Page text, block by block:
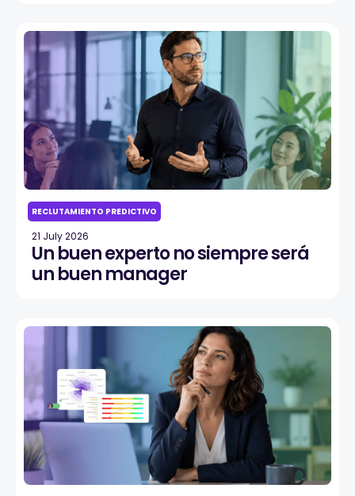
RECLUTAMIENTO PREDICTIVO
21 July 2026
Un buen experto no siempre será
un buen manager